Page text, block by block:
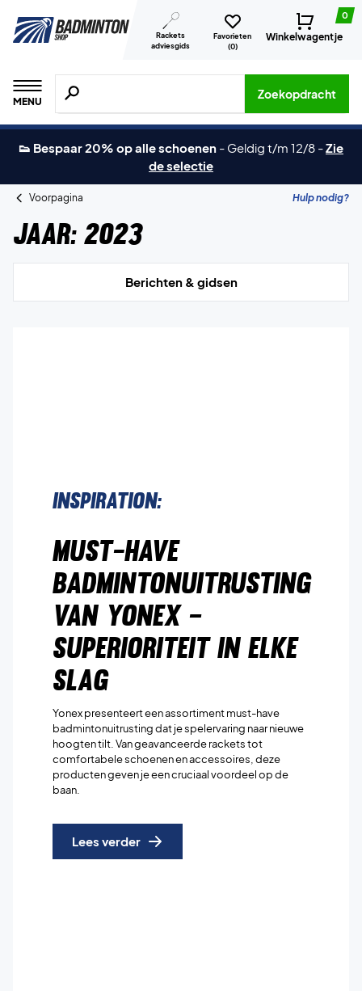
Rackets
adviesgids
Favorieten
(0)
0
Winkelwagentje
MENU
Zoeken naar producten, merken etc.
Zoekopdracht
👟 Bespaar 20% op alle schoenen - Geldig t/m 12/8 -Zie
de selectie
Voorpagina Hulp nodig?
Jaar: 2023
Berichten & gidsen
Inspiration:
Must-Have
Badmintonuitrusting
van Yonex –
Superioriteit in Elke
Slag
Yonex presenteert een assortiment must-have
badmintonuitrusting dat je spelervaring naar nieuwe
hoogten tilt. Van geavanceerde rackets tot
comfortabele schoenen en accessoires, deze
producten geven je een cruciaal voordeel op de
baan.
Lees verder